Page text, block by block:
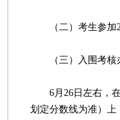
（二）考生参加
（三）入围考核
6月26日左右，在
划定分数线为准）